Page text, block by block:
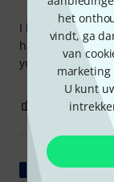
het
vindt, ga
van
marketing
U kunt
I bought to
handy. The USB
you don't exceed
0
Origineel